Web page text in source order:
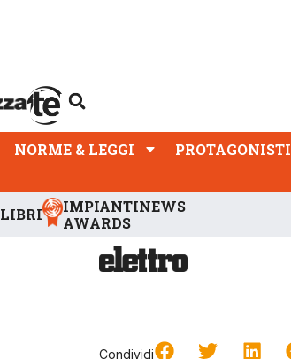
NORME & LEGGI PROTAGONISTI
LIBRI
IMPIANTINEWS
AWARDS
Condividi